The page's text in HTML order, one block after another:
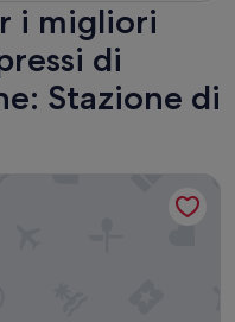
i migliori
di
Stazione di